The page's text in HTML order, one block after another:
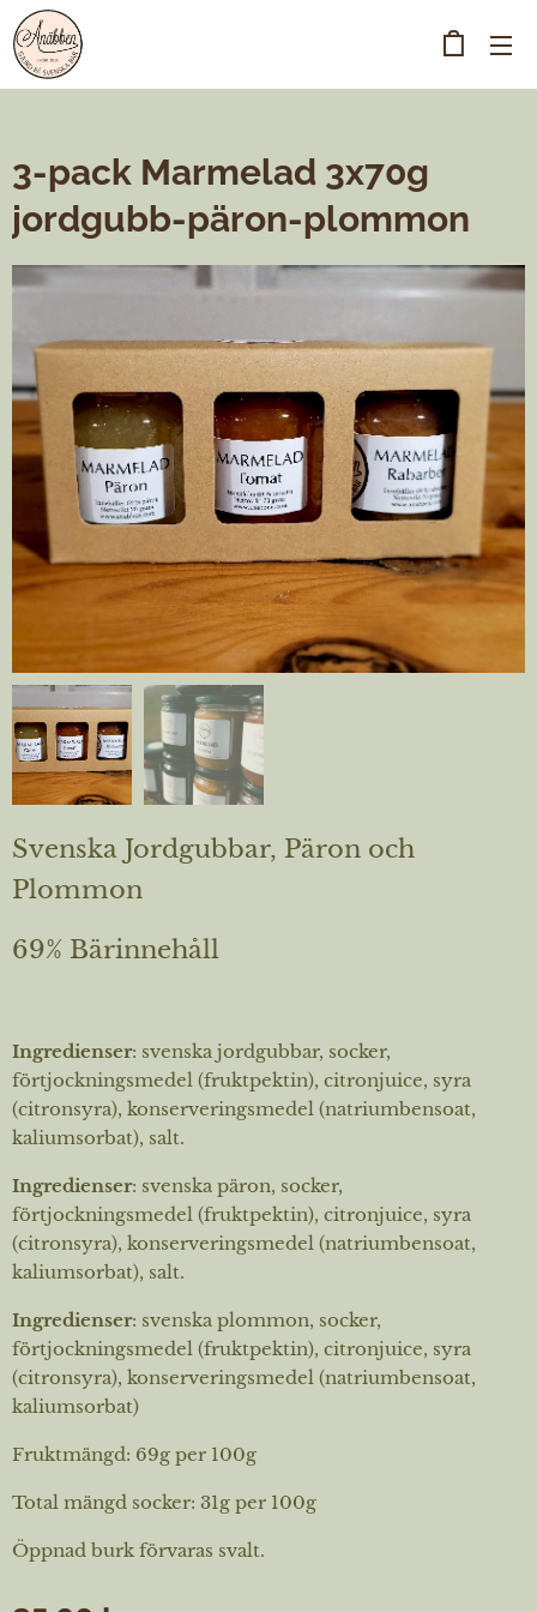
3-pack Marmelad 3x70g
jordgubb-päron-plommon
Svenska Jordgubbar, Päron och
Plommon
69% Bärinnehåll
Ingredienser: svenska jordgubbar, socker,
förtjockningsmedel (fruktpektin), citronjuice, syra
(citronsyra), konserveringsmedel (natriumbensoat,
kaliumsorbat), salt.
Ingredienser: svenska päron, socker,
förtjockningsmedel (fruktpektin), citronjuice, syra
(citronsyra), konserveringsmedel (natriumbensoat,
kaliumsorbat), salt.
Ingredienser: svenska plommon, socker,
förtjockningsmedel (fruktpektin), citronjuice, syra
(citronsyra), konserveringsmedel (natriumbensoat,
kaliumsorbat)
Fruktmängd: 69g per 100g
Total mängd socker: 31g per 100g
Öppnad burk förvaras svalt.